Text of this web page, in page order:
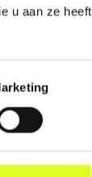
u aan ze heeft